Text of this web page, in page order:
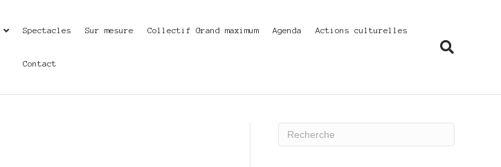
Spectacles Sur mesure Collectif Grand maximum Agenda Actions culturelles
Contact